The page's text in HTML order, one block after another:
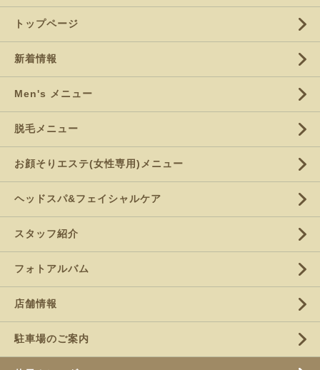
トップページ
新着情報
Men's メニュー
脱毛メニュー
お顔そりエステ(女性専用)メニュー
ヘッドスパ&フェイシャルケア
スタッフ紹介
フォトアルバム
店舗情報
駐車場のご案内